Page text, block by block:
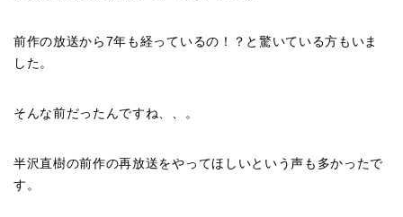
前作の放送から7年も経っているの！？と驚いている方もいま
した。
そんな前だったんですね、、。
半沢直樹の前作の再放送をやってほしいという声も多かったで
す。